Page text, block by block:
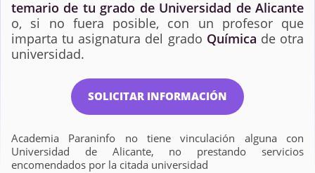
temario de tu grado de Universidad de Alicante
o, si no fuera posible, con un profesor que
imparta tu asignatura del grado Química de otra
universidad.
SOLICITAR INFORMACIÓN
Academia Paraninfo no tiene vinculación alguna con
Universidad de Alicante, no prestando servicios
encomendados por la citada universidad